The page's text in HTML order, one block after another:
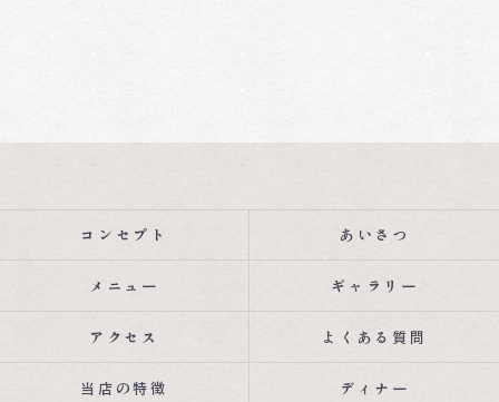
コンセプト あいさつ
メニュー ギャラリー
アクセス よくある質問
当店の特徴 ディナー